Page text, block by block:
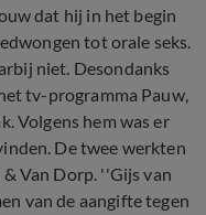
dat hij in het begin
tot orale seks.
niet. Desondanks
tv-programma Pauw,
Volgens hem was er
De twee werkten
Van Dorp. ''Gijs van
van de aangifte tegen